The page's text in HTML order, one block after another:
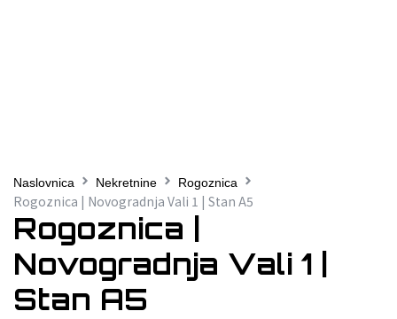
Rogoznica |
Novogradnja Vali 1 |
Stan A5
Naslovnica Nekretnine Rogoznica
Rogoznica | Novogradnja Vali 1 | Stan A5